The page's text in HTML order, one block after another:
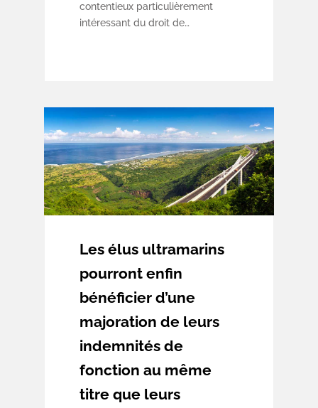
contentieux particulièrement
intéressant du droit de
prévue par la Déclaration d’Utilité
Publique (DUP).
Les élus ultramarins
pourront enfin
bénéficier d’une
majoration de leurs
indemnités de
fonction au même
titre que leurs